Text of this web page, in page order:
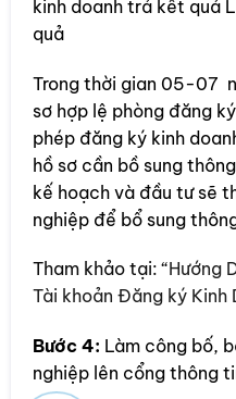
kinh doanh trả kết quả
quả
Trong thời gian 05-07
sơ hợp lệ phòng đăng
phép đăng ký kinh
hồ sơ cần bồ sung
kế hoạch và đầu tư sẽ
nghiệp để bổ sung
Tham khảo tại: “Hướng
Tài khoản Đăng ký Kinh
Bước 4: Làm công bố,
nghiệp lên cổng thông